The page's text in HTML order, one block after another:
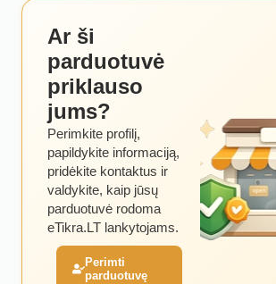
Ar ši
parduotuvė
priklauso
jums?
Perimkite profilį,
papildykite informaciją,
pridėkite kontaktus ir
valdykite, kaip jūsų
parduotuvė rodoma
eTikra.LT lankytojams.
Perimti
parduotuvę